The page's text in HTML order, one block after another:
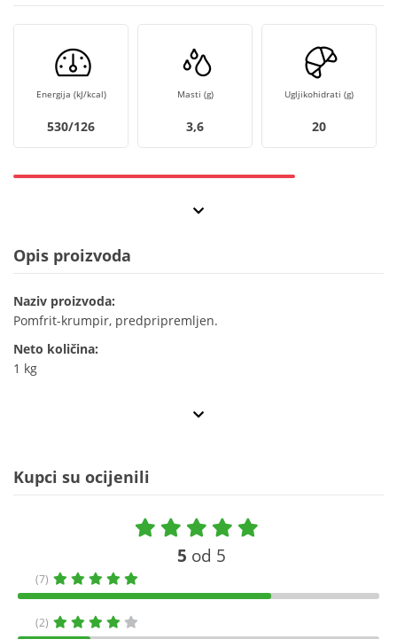
Energija (kJ/kcal)
530/126
Masti (g)
3,6
Ugljikohidrati (g)
20
Opis proizvoda
Naziv proizvoda:
Pomfrit-krumpir, predpripremljen.
Neto količina:
1 kg
Kupci su ocijenili
5 od 5
(7)
(2)